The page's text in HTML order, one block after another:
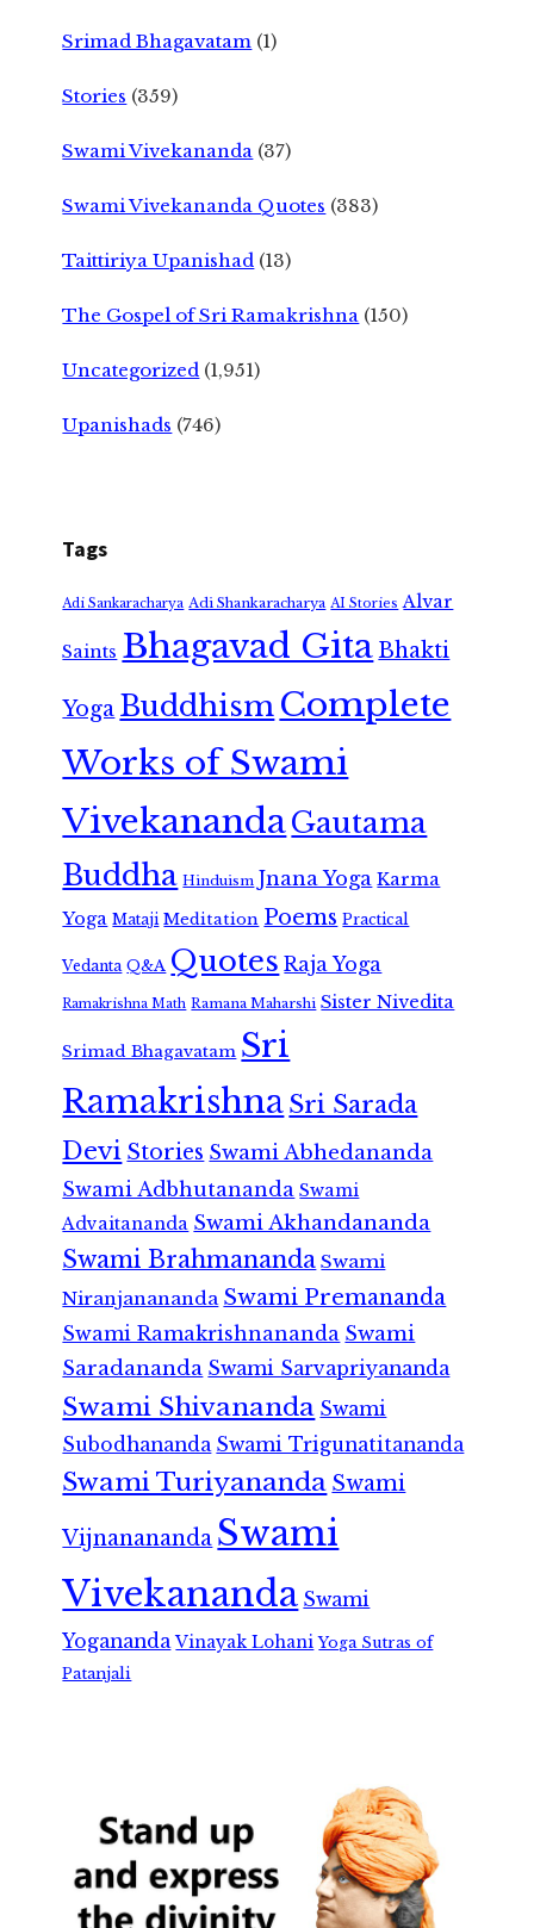
Srimad Bhagavatam (1)
Stories (359)
Swami Vivekananda (37)
Swami Vivekananda Quotes (383)
Taittiriya Upanishad (13)
The Gospel of Sri Ramakrishna (150)
Uncategorized (1,951)
Upanishads (746)
Tags
Adi Sankaracharya Adi Shankaracharya AI Stories Alvar
Saints Bhagavad GitaBhakti
Yoga Buddhism Complete
Works of Swami
VivekanandaGautama
Buddha Hinduism Jnana Yoga Karma
Yoga Mataji Meditation Poems Practical
Vedanta Q&A Quotes Raja Yoga
Ramakrishna Math Ramana Maharshi Sister Nivedita
Srimad Bhagavatam Sri
RamakrishnaSri Sarada
Devi Stories Swami Abhedananda
Swami Adbhutananda Swami
Advaitananda Swami Akhandananda
Swami Brahmananda Swami
Niranjanananda Swami Premananda
Swami Ramakrishnananda Swami
Saradananda Swami Sarvapriyananda
Swami Shivananda Swami
Subodhananda Swami Trigunatitananda
Swami Turiyananda Swami
Vijnanananda Swami
Vivekananda Swami
Yogananda Vinayak Lohani Yoga Sutras of
Patanjali